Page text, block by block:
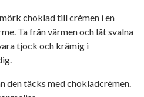
choklad till crèmen i en
Ta från värmen och låt svalna
tjock och krämig i
den täcks med chokladcrèmen.